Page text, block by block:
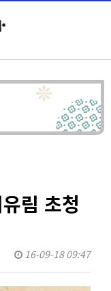
림 초청
16-09-18 09:47